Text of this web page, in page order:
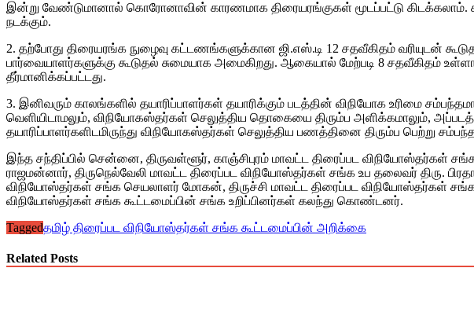
இன்று வேண்டுமானால் கொரோனாவின் காரணமாக திரையரங்குகள் மூடப்பட்டு கிடக்கலாம்.
நடக்கும்.
2. தற்போது திரையரங்க நுழைவு கட்டணங்களுக்கான ஜி.எஸ்.டி 12 சதவீகிதம் வரியுடன்
பார்வையாளர்களுக்கு கூடுதல் சுமையாக அமைகிறது. ஆகையால் மேற்படி 8 சதவீகிதம்
தீர்மானிக்கப்பட்டது.
3. இனிவரும் காலங்களில் தயாரிப்பாளர்கள் தயாரிக்கும் படத்தின் விநியோக உரிமை
வெளியிடாமலும், விநியோகஸ்தர்கள் செலுத்திய தொகையை திரும்ப அளிக்கமாலும்,
தயாரிப்பாளர்களிடமிருந்து விநியோகஸ்தர்கள் செலுத்திய பணத்தினை திரும்ப பெற்று
இந்த சந்திப்பில் சென்னை, திருவள்ளூர், காஞ்சிபுரம் மாவட்ட திரைப்பட விநியோஸ்தர்கள்
ராஜமன்னார், திருநெல்வேலி மாவட்ட திரைப்பட விநியோஸ்தர்கள் சங்க உப தலைவர் திரு.
விநியோஸ்தர்கள் சங்க செயலாளர் மோகன், திருச்சி மாவட்ட திரைப்பட விநியோஸ்தர்கள்
விநியோஸ்தர்கள் சங்க கூட்டமைப்பின் சங்க உறிப்பினர்கள் கலந்து கொண்டனர்.
Taggedதமிழ் திரைப்பட விநியோஸ்தர்கள் சங்க கூட்டமைப்பின் அறிக்கை
Related Posts